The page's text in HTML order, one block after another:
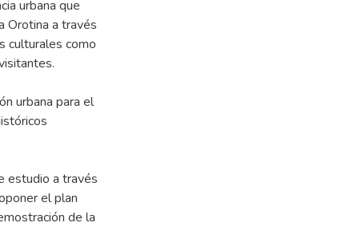
urbana que
Orotina a través
culturales como
urbana para el
estudio a través
el plan
de la